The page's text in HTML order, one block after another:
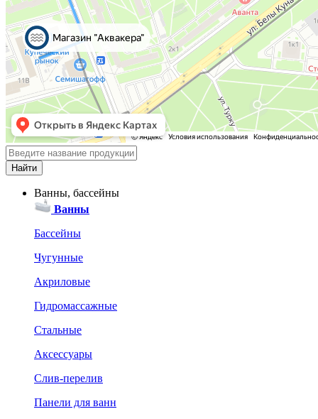
Ванны, бассейны
Ванны
Бассейны
Чугунные
Акриловые
Гидромассажные
Стальные
Аксессуары
Слив-перелив
Панели для ванн